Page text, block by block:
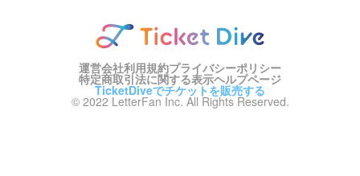
運営会社利用規約プライバシーポリシー
特定商取引法に関する表示ヘルプページ
TicketDiveでチケットを販売する
© 2022 LetterFan Inc. All Rights Reserved.